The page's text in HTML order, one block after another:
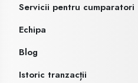
Servicii pentru cumparatori
Echipa
Blog
Istoric tranzacții